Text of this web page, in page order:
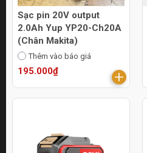
Sạc pin 20V output
2.0Ah Yup YP20-Ch20A
(Chân Makita)
Thêm vào báo giá
195.000₫